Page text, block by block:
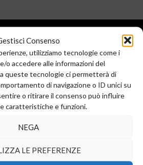
Consenso
utilizziamo tecnologie come i
o accedere alle informazioni del
queste tecnologie ci permetterà di
di navigazione o ID unici su
o ritirare il consenso può influire
caratteristiche e funzioni.
NEGA
LE PREFERENZE